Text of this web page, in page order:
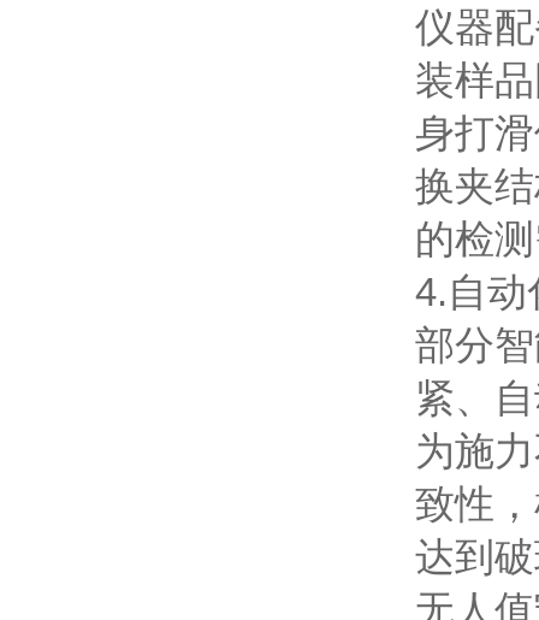
仪器
装样
身打
换夹
的检
4.自动
部分
紧、
为施
致性
达到
无人